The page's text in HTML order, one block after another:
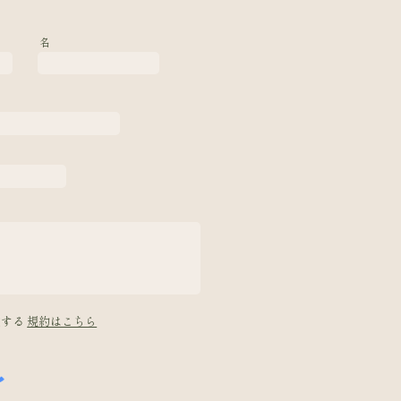
名
る 規約はこちら